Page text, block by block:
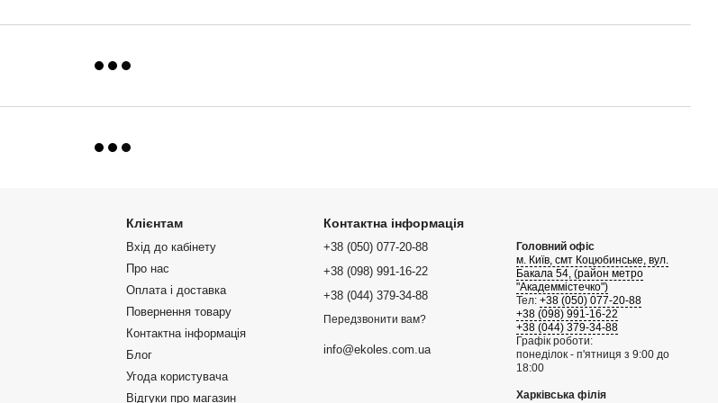
Клієнтам
Вхід до кабінету
Про нас
Оплата і доставка
Повернення товару
Контактна інформація
Блог
Угода користувача
Відгуки про магазин
Контактна інформація
+38 (050) 077-20-88
+38 (098) 991-16-22
+38 (044) 379-34-88
Передзвонити вам?
info@ekoles.com.ua
Головний офіс
м. Київ, смт Коцюбинське, вул.
Бакала 54, (район метро
"Академмістечко")
Тел: +38 (050) 077-20-88
+38 (098) 991-16-22
+38 (044) 379-34-88
Графік роботи:
понеділок - п'ятниця з 9:00 до
18:00
Харківська філія